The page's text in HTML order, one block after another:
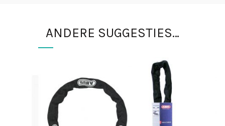
ANDERE SUGGESTIES…